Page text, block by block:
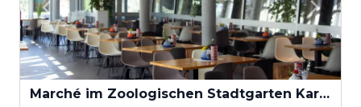
Marché im Zoologischen Stadtgarten Karlsruhe